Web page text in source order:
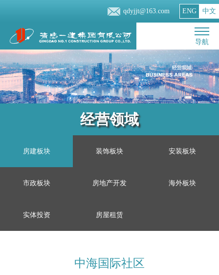
qdyjjt@163.com ENG 中文
导航
经营领域
房建板块 装饰板块 安装板块
市政板块 房地产开发 海外板块
实体投资 房屋租赁
中海国际社区